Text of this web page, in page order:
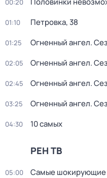
00:20
01:10 Петровка, 38
01:25 Огненный ангел.
02:05 Огненный ангел.
02:45 Огненный ангел.
03:25 Огненный ангел.
04:30 10 самых
РЕН ТВ
05:00 Самые шoкиpующие